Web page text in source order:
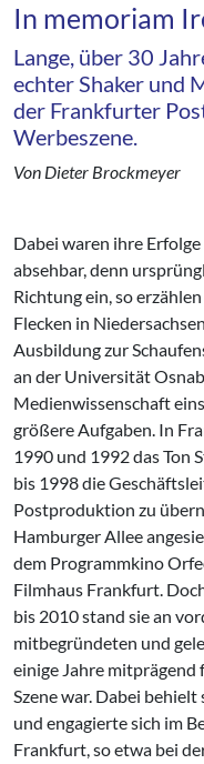
In memoriam
Lange, über 30
echter Shaker und
der Frankfurter
Werbeszene.
Von Dieter Brockmeyer
Dabei waren ihre
absehbar, denn
Richtung ein, so
Flecken in
Ausbildung zur
an der Universität
Medienwissenschaft
größere Aufgaben. In
1990 und 1992 das Ton
bis 1998 die
Postproduktion zu
Hamburger Allee
dem Programmkino
Filmhaus Frankfurt.
bis 2010 stand sie an
mitbegründeten und
einige Jahre
Szene war. Dabei
und engagierte sich im
Frankfurt, so etwa bei